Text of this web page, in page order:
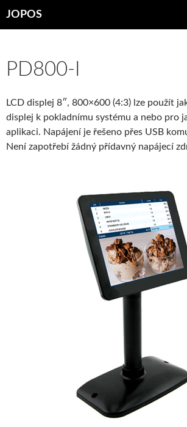
JOPOS
PD800-I
LCD displej 8″, 800×600 (4:3) lze použít
displej k pokladnímu systému a nebo pro
aplikaci. Napájení je řešeno přes USB
Není zapotřebí žádný přídavný napájecí